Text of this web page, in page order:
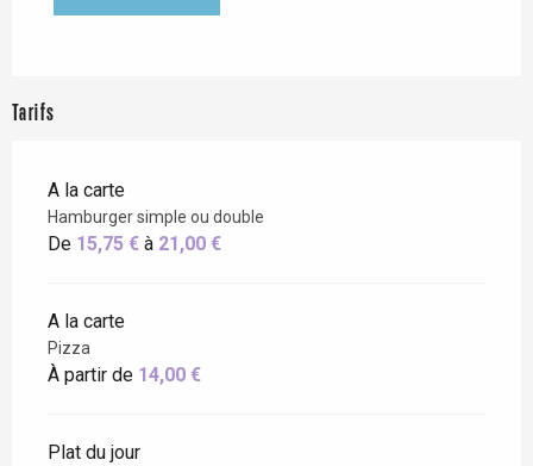
Tarifs
A la carte
Hamburger simple ou double
De 15,75 € à 21,00 €
A la carte
Pizza
À partir de 14,00 €
Plat du jour